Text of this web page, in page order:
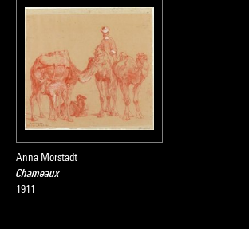
Anna Morstadt
Chameaux
1911